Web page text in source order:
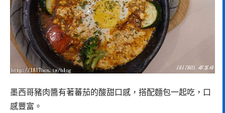
墨西哥豬肉醬有著蕃茄的酸甜口感，搭配麵包一起吃，口
感豐富。